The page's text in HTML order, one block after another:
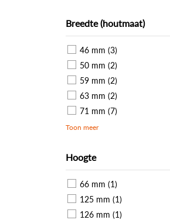
Breedte (houtmaat)
46 mm (3)
50 mm (2)
59 mm (2)
63 mm (2)
71 mm (7)
Toon meer
Hoogte
66 mm (1)
125 mm (1)
126 mm (1)